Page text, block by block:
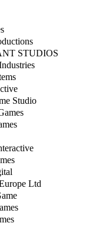
STUDIOS
Studio
Ltd